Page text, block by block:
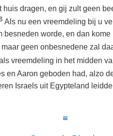
dragen, en gij zult geen
Als nu een vreemdeling bij u
worde, en dan
geen onbesnedene zal
vreemdeling in het midden
en Aaron geboden had, alzo
Israels uit Egypteland
≡